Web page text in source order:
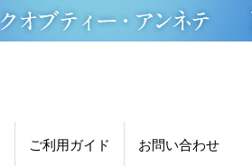
ご利用ガイド お問い合わせ